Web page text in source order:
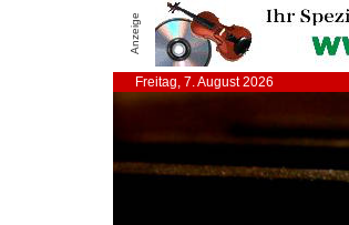
Anzeige
Freitag, 7. August 2026